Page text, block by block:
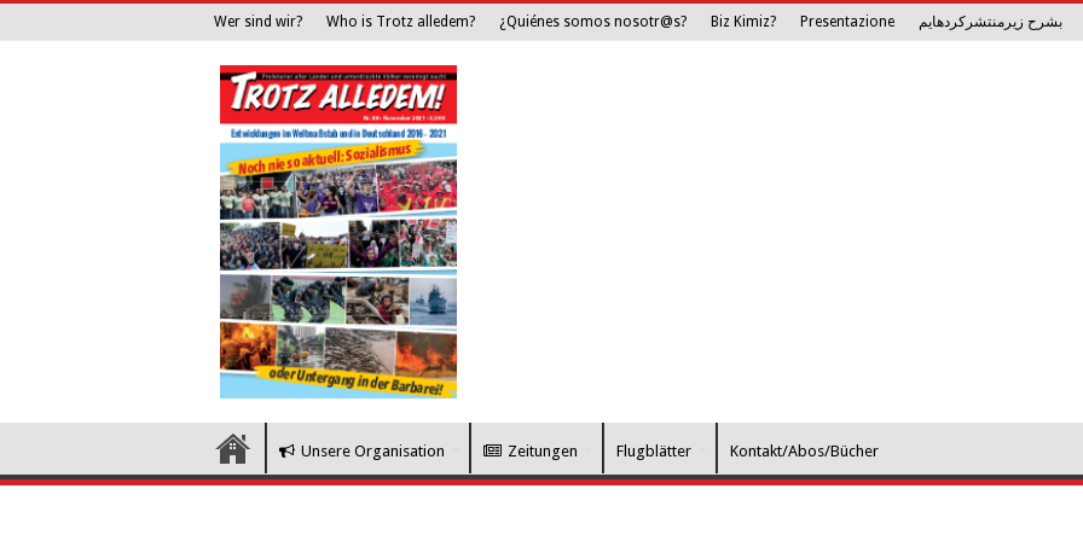
Wer sind wir? Who is Trotz alledem? ¿Quiénes somos nosotr@s? Biz Kimiz? Presentazione بشرح زیرمنتشرکرده­ایم
Unsere Organisation Zeitungen Flugblätter Kontakt/Abos/Bücher